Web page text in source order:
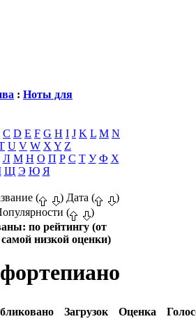
: Ноты для
C D E F G H I J K L M N
U V W X Y Z
Л М Н О П Р С Т У Ф Х
Щ Э Ю Я
( ) Дата (
)
(
)
по рейтингу (от
низкой оценки)
Загрузок Оценка